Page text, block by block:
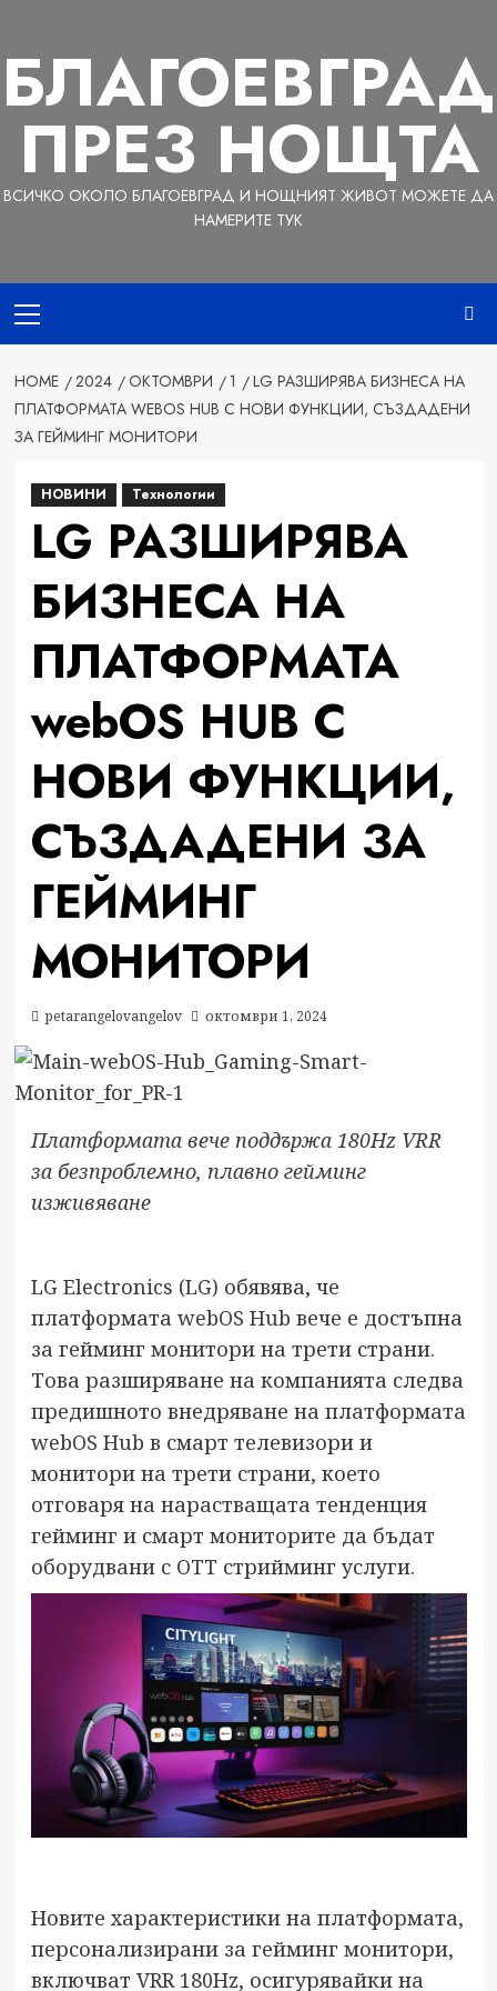
content
БЛАГОЕВГРАД
ПРЕЗ НОЩТА
ВСИЧКО ОКОЛО БЛАГОЕВГРАД И НОЩНИЯТ ЖИВОТ МОЖЕТЕ ДА
НАМЕРИТЕ ТУК
Menu
HOME 2024 ОКТОМВРИ 1
LG РАЗШИРЯВА БИЗНЕСА НА
ПЛАТФОРМАТА WEBOS HUB С НОВИ ФУНКЦИИ, СЪЗДАДЕНИ
ЗА ГЕЙМИНГ МОНИТОРИ
НОВИНИ Технологии
LG РАЗШИРЯВА
БИЗНЕСА НА
ПЛАТФОРМАТА
webOS HUB С
НОВИ ФУНКЦИИ,
СЪЗДАДЕНИ ЗА
ГЕЙМИНГ
МОНИТОРИ
petarangelovangelov октомври 1, 2024
Платформата вече поддържа 180Hz VRR
за безпроблемно, плавно гейминг
изживяване
LG Electronics (LG) обявява, че
платформата webOS Hub вече е достъпна
за гейминг монитори на трети страни.
Това разширяване на компанията следва
предишното внедряване на платформата
webOS Hub в смарт телевизори и
монитори на трети страни, което
отговаря на нарастващата тенденция
гейминг и смарт мониторите да бъдат
оборудвани с OTT стрийминг услуги.
Новите характеристики на платформата,
персонализирани за гейминг монитори,
включват VRR 180Hz, осигурявайки на